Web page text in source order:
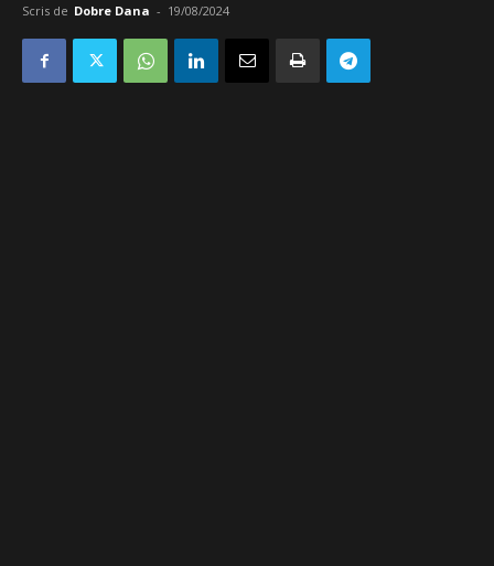
Scris de Dobre Dana - 19/08/2024